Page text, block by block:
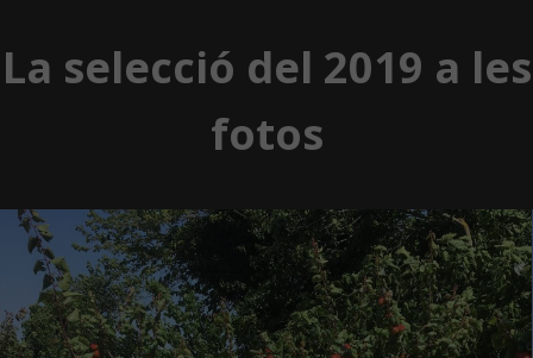
La selecció del 2019 a les
fotos